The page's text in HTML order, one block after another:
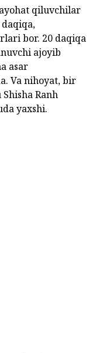
qiluvchilar
bor. 20 daqiqa
ajoyib
asar
Va nihoyat, bir
Ranh
yaxshi.